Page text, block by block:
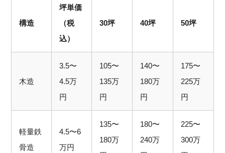
構造
坪単価
（税
込）
30坪 40坪 50坪
木造
3.5〜
4.5万
円
105〜
135万
円
140〜
180万
円
175〜
225万
円
軽量鉄
骨造
4.5〜6
万円
135〜
180万
180〜
240万
225〜
300万